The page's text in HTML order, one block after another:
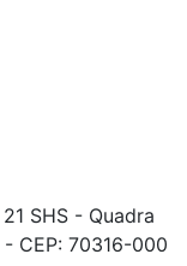
SHS - Quadra
CEP: 70316-000